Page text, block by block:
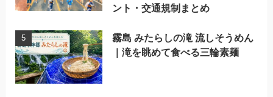
ント・交通規制まとめ
霧島 みたらしの滝 流しそうめん
｜滝を眺めて食べる三輪素麺